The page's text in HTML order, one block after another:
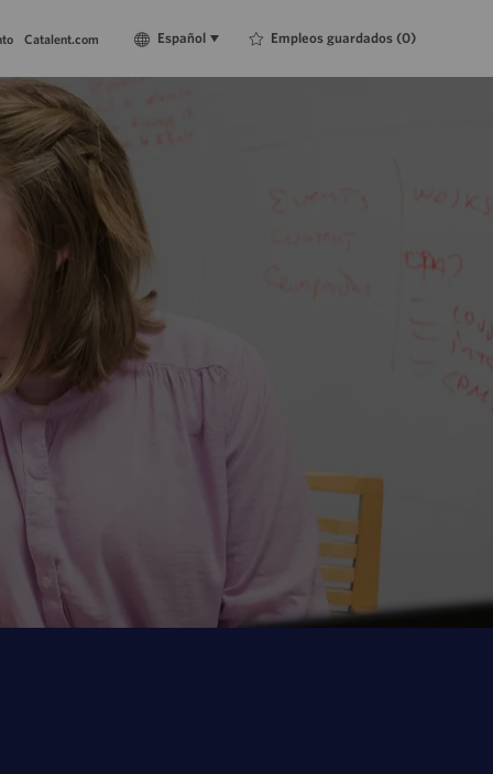
Catalent.com
Language
selected
Español
Español Empleos guardados (0)